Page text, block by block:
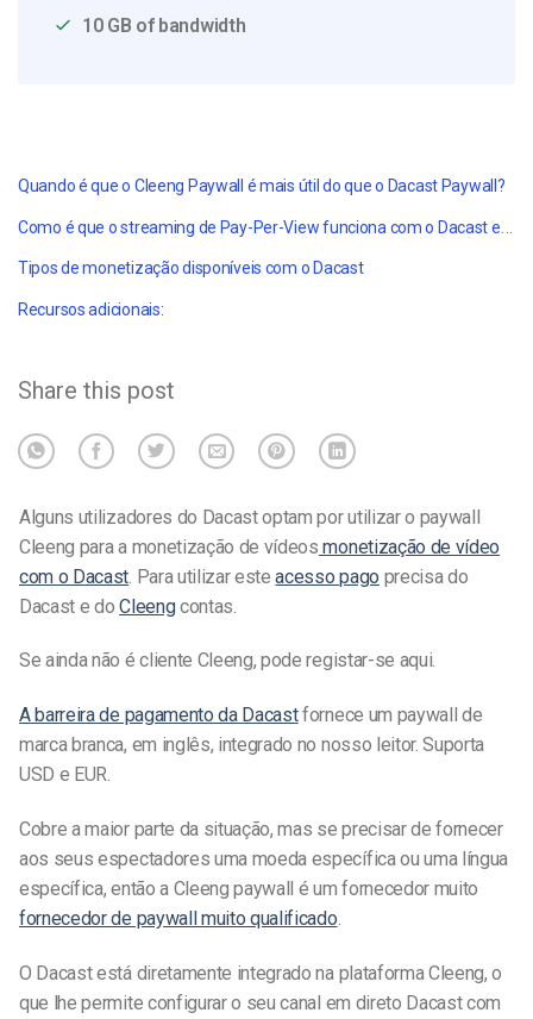
10 GB of bandwidth
Quando é que o Cleeng Paywall é mais útil do que o Dacast Paywall?
Tipos de monetização disponíveis com o Dacast
Recursos adicionais:
Share this post
Alguns utilizadores do Dacast optam por utilizar o paywall
Cleeng para a monetização de vídeos monetização de vídeo
com o Dacast . Para utilizar esteacesso pago precisa do
Dacast e doCleengcontas.
Se ainda não é cliente Cleeng, pode registar-se aqui.
A barreira de pagamento da Dacastfornece um paywall de
marca branca, em inglês, integrado no nosso leitor. Suporta
USD e EUR.
Cobre a maior parte da situação, mas se precisar de fornecer
aos seus espectadores uma moeda específica ou uma língua
específica, então a Cleeng paywall é um fornecedor muito
fornecedor de paywall muito qualificado.
O Dacast está diretamente integrado na plataforma Cleeng, o
que lhe permite configurar o seu canal em direto Dacast com